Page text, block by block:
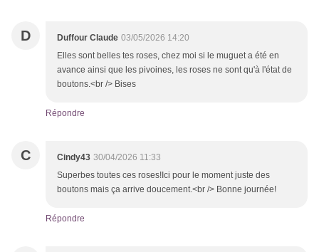
D Duffour Claude 03/05/2026 14:20
Elles sont belles tes roses, chez moi si le muguet a été en
avance ainsi que les pivoines, les roses ne sont qu'à l'état de
boutons.<br /> Bises
Répondre
C Cindy43 30/04/2026 11:33
Superbes toutes ces roses!Ici pour le moment juste des
boutons mais ça arrive doucement.<br /> Bonne journée!
Répondre